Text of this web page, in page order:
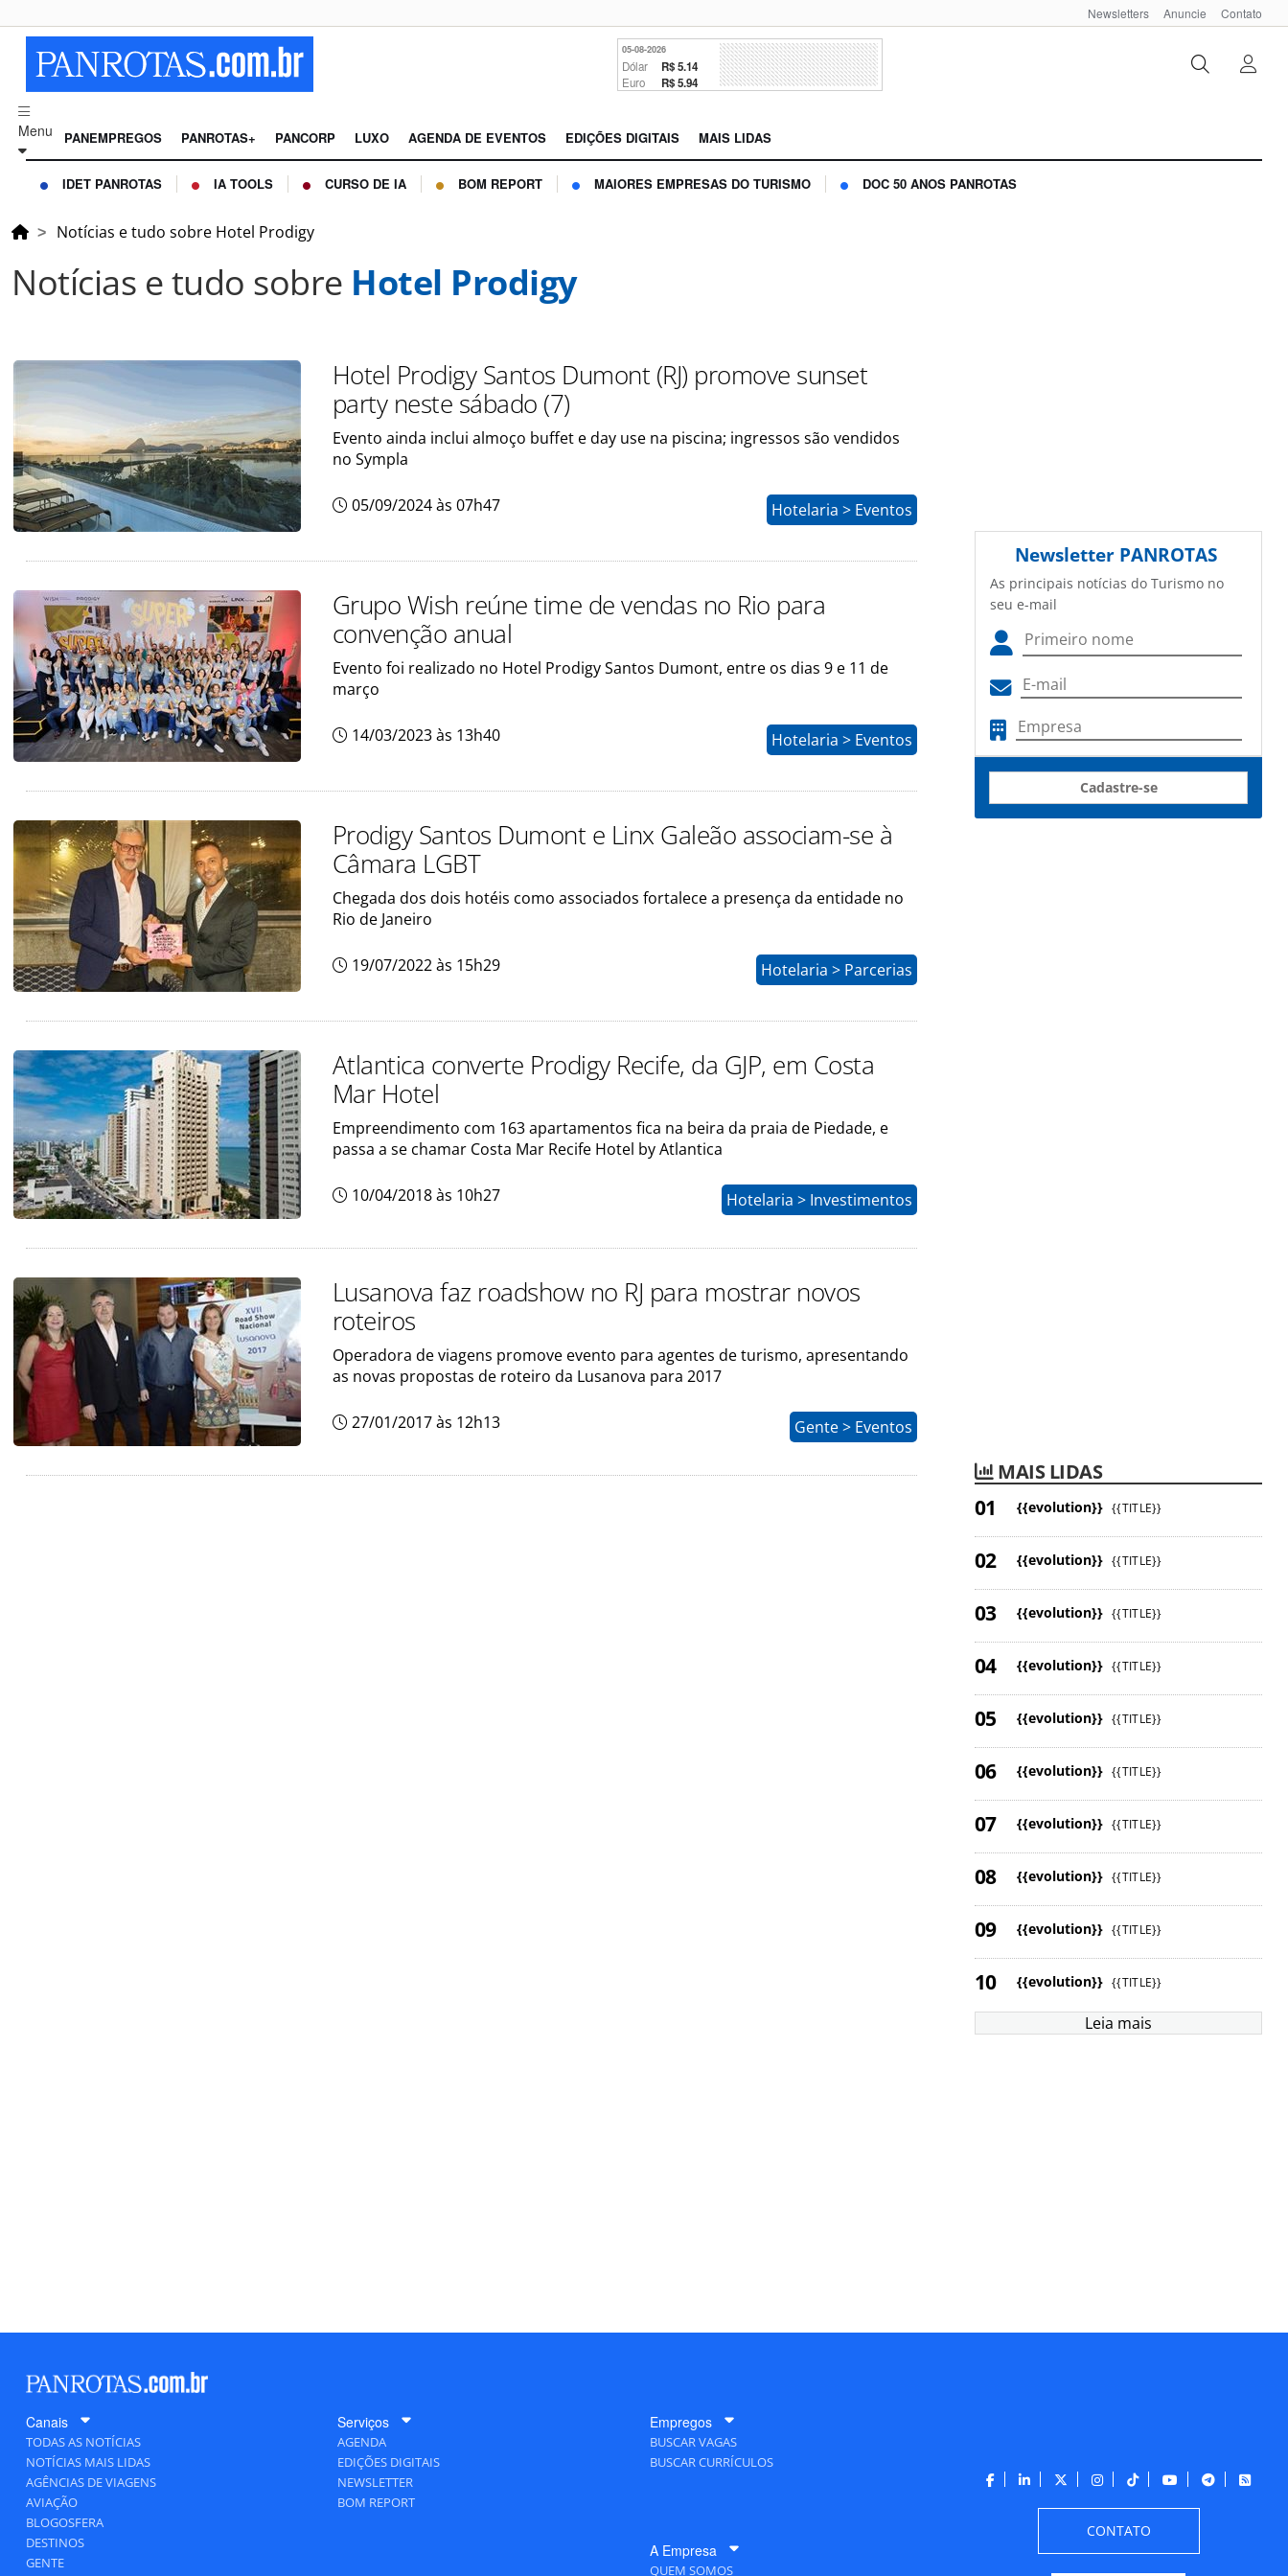
Newsletters Anuncie Contato
05-08-2026
Dólar R$ 5.14
Euro R$ 5.94
Menu PANEMPREGOS PANROTAS+ PANCORP LUXO AGENDA DE EVENTOS EDIÇÕES DIGITAIS MAIS LIDAS
IDET PANROTAS IA TOOLS CURSO DE IA BOM REPORT MAIORES EMPRESAS DO TURISMO DOC 50 ANOS PANROTAS
Notícias e tudo sobre Hotel Prodigy
Notícias e tudo sobre Hotel Prodigy
Hotel Prodigy Santos Dumont (RJ) promove sunset
party neste sábado (7)
Evento ainda inclui almoço buffet e day use na piscina; ingressos são vendidos
no Sympla
05/09/2024 às 07h47 Hotelaria > Eventos
Grupo Wish reúne time de vendas no Rio para
convenção anual
Evento foi realizado no Hotel Prodigy Santos Dumont, entre os dias 9 e 11 de
março
14/03/2023 às 13h40 Hotelaria > Eventos
Prodigy Santos Dumont e Linx Galeão associam-se à
Câmara LGBT
Chegada dos dois hotéis como associados fortalece a presença da entidade no
Rio de Janeiro
19/07/2022 às 15h29 Hotelaria > Parcerias
Atlantica converte Prodigy Recife, da GJP, em Costa
Mar Hotel
Empreendimento com 163 apartamentos fica na beira da praia de Piedade, e
passa a se chamar Costa Mar Recife Hotel by Atlantica
10/04/2018 às 10h27 Hotelaria > Investimentos
Lusanova faz roadshow no RJ para mostrar novos
roteiros
Operadora de viagens promove evento para agentes de turismo, apresentando
as novas propostas de roteiro da Lusanova para 2017
27/01/2017 às 12h13 Gente > Eventos
Newsletter PANROTAS
As principais notícias do Turismo no
seu e-mail
Cadastre-se
MAIS LIDAS
{{evolution}} {{TITLE}}
{{evolution}} {{TITLE}}
{{evolution}} {{TITLE}}
{{evolution}} {{TITLE}}
{{evolution}} {{TITLE}}
{{evolution}} {{TITLE}}
{{evolution}} {{TITLE}}
{{evolution}} {{TITLE}}
{{evolution}} {{TITLE}}
{{evolution}} {{TITLE}}
Leia mais
Canais
TODAS AS NOTÍCIAS
NOTÍCIAS MAIS LIDAS
AGÊNCIAS DE VIAGENS
AVIAÇÃO
BLOGOSFERA
DESTINOS
GENTE
Serviços
AGENDA
EDIÇÕES DIGITAIS
NEWSLETTER
BOM REPORT
Empregos
BUSCAR VAGAS
BUSCAR CURRÍCULOS
A Empresa
QUEM SOMOS
CONTATO